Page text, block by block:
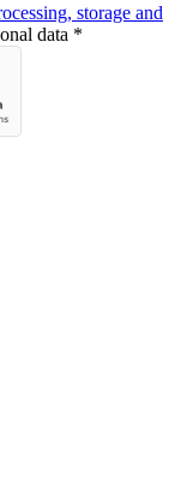
storage and
data *